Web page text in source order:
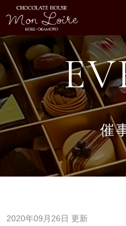
催
2020年09月26日 更新